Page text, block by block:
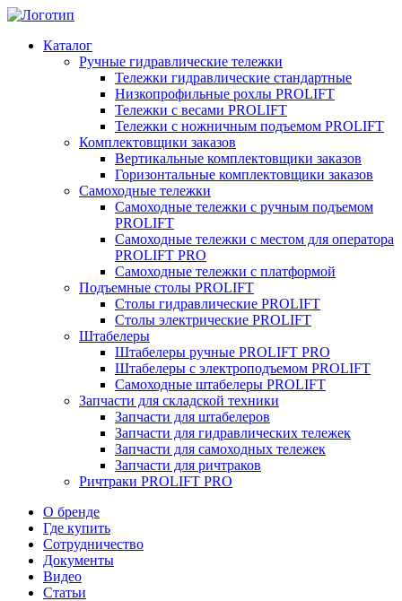
Каталог
Ручные гидравлические тележки
Тележки гидравлические стандартные
Низкопрофильные рохлы PROLIFT
Тележки с весами PROLIFT
Тележки с ножничным подъемом PROLIFT
Комплектовщики заказов
Вертикальные комплектовщики заказов
Горизонтальные комплектовщики заказов
Самоходные тележки
Самоходные тележки с ручным подъемом
PROLIFT
Самоходные тележки с местом для оператора
PROLIFT PRO
Самоходные тележки с платформой
Подъемные столы PROLIFT
Столы гидравлические PROLIFT
Столы электрические PROLIFT
Штабелеры
Штабелеры ручные PROLIFT PRO
Штабелеры с электроподъемом PROLIFT
Самоходные штабелеры PROLIFT
Запчасти для складской техники
Запчасти для штабелеров
Запчасти для гидравлических тележек
Запчасти для самоходных тележек
Запчасти для ричтраков
Ричтраки PROLIFT PRO
О бренде
Где купить
Сотрудничество
Документы
Видео
Статьи